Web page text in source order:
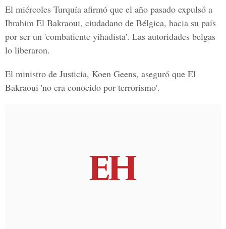
El miércoles Turquía afirmó que el año pasado expulsó a
Ibrahim El Bakraoui, ciudadano de Bélgica, hacia su país
por ser un 'combatiente yihadista'. Las autoridades belgas
lo liberaron.
El ministro de Justicia, Koen Geens, aseguró que El
Bakraoui 'no era conocido por terrorismo'.